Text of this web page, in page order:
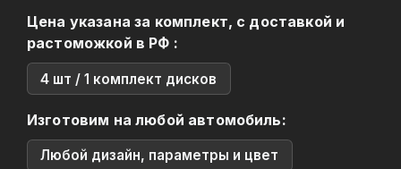
Цена указана за комплект, с доставкой и
растоможкой в РФ :
4 шт / 1 комплект дисков
Изготовим на любой автомобиль:
Любой дизайн, параметры и цвет